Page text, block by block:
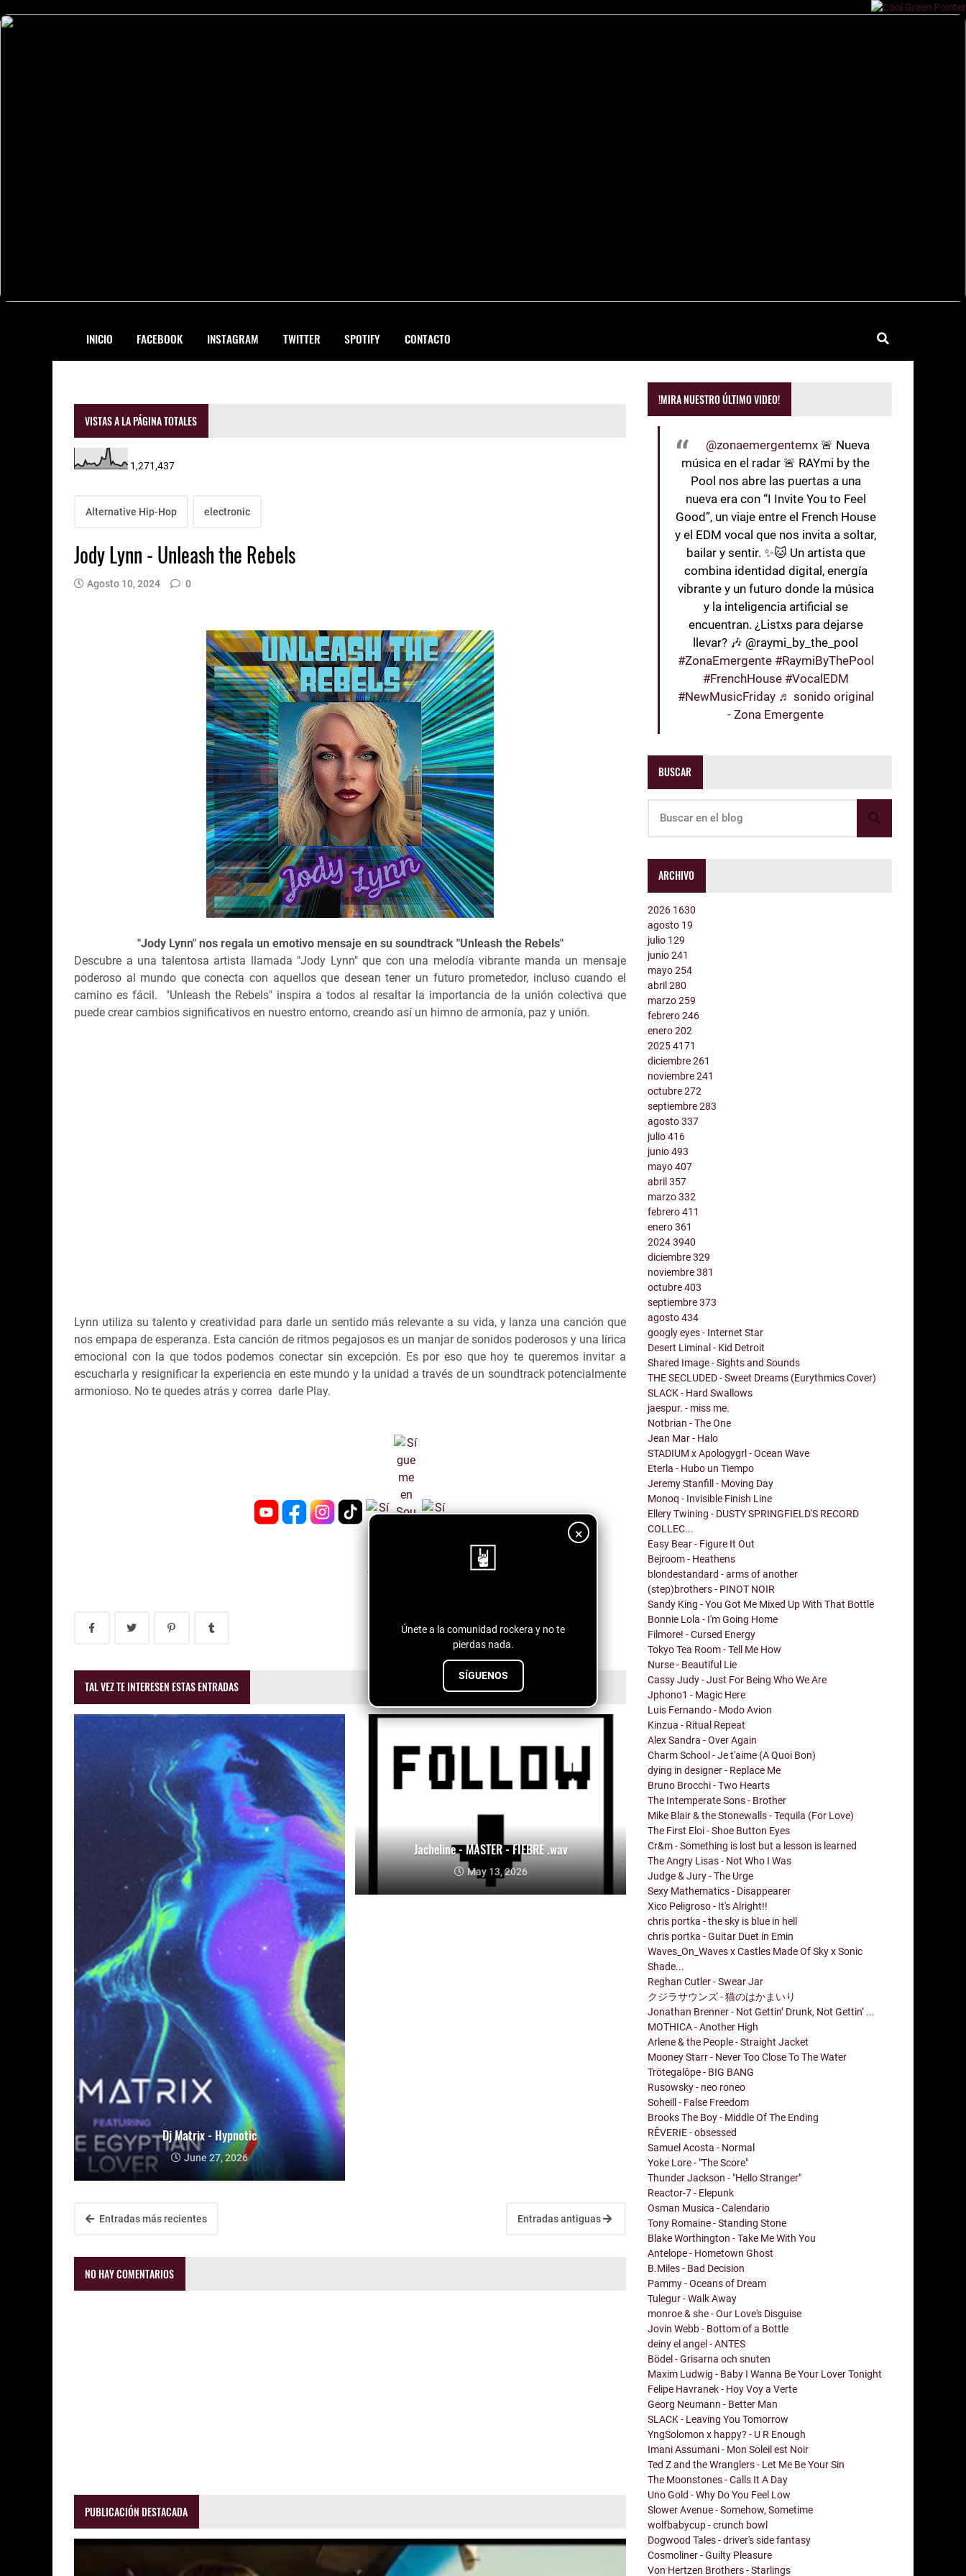
INICIO FACEBOOK INSTAGRAM TWITTER SPOTIFY CONTACTO
×
Únete a la comunidad rockera y no te
pierdas nada.
SÍGUENOS
VISTAS A LA PÁGINA TOTALES
1,271,437
Alternative Hip-Hop electronic
Jody Lynn - Unleash the Rebels
Agosto 10, 2024 0
"Jody Lynn" nos regala un emotivo mensaje en su soundtrack "Unleash the Rebels"
Descubre a una talentosa artista llamada "Jody Lynn" que con una melodía vibrante manda un mensaje
poderoso al mundo que conecta con aquellos que desean tener un futuro prometedor, incluso cuando el
camino es fácil. "Unleash the Rebels" inspira a todos al resaltar la importancia de la unión colectiva que
puede crear cambios significativos en nuestro entorno, creando así un himno de armonía, paz y unión.
Lynn utiliza su talento y creatividad para darle un sentido más relevante a su vida, y lanza una canción que
nos empapa de esperanza. Esta canción de ritmos pegajosos es un manjar de sonidos poderosos y una lírica
emocional con la que todos podemos conectar sin excepción. Es por eso que hoy te queremos invitar a
escucharla y resignificar la experiencia en este mundo y la unidad a través de un soundtrack potencialmente
armonioso. No te quedes atrás y correa darle Play.
TAL VEZ TE INTERESEN ESTAS ENTRADAS
Dj Matrix - Hypnotic
June 27, 2026
Jacheline - MASTER - FIEBRE .wav
May 13, 2026
Entradas más recientes Entradas antiguas
NO HAY COMENTARIOS
PUBLICACIÓN DESTACADA
!MIRA NUESTRO ÚLTIMO VIDEO!
@zonaemergentemx 🚨 Nueva
música en el radar 🚨 RAYmi by the
Pool nos abre las puertas a una
nueva era con “I Invite You to Feel
Good”, un viaje entre el French House
y el EDM vocal que nos invita a soltar,
bailar y sentir. ✨🐱 Un artista que
combina identidad digital, energía
vibrante y un futuro donde la música
y la inteligencia artificial se
encuentran. ¿Listxs para dejarse
llevar? 🎶 @raymi_by_the_pool
#ZonaEmergente #RaymiByThePool
#FrenchHouse #VocalEDM
#NewMusicFriday ♬ sonido original
- Zona Emergente
BUSCAR
ARCHIVO
2026 1630
agosto 19
julio 129
junio241
mayo254
abril280
marzo259
febrero246
enero202
20254171
diciembre261
noviembre241
octubre272
septiembre283
agosto337
julio416
junio493
mayo407
abril357
marzo332
febrero411
enero361
20243940
diciembre329
noviembre381
octubre403
septiembre373
agosto434
googly eyes - Internet Star
Desert Liminal - Kid Detroit
Shared Image - Sights and Sounds
THE SECLUDED - Sweet Dreams (Eurythmics Cover)
SLACK - Hard Swallows
jaespur. - miss me.
Notbrian - The One
Jean Mar - Halo
STADIUM x Apologygrl - Ocean Wave
Eterla - Hubo un Tiempo
Jeremy Stanfill - Moving Day
Monoq - Invisible Finish Line
Ellery Twining - DUSTY SPRINGFIELD'S RECORD
COLLEC...
Easy Bear - Figure It Out
Bejroom - Heathens
blondestandard - arms of another
(step)brothers - PINOT NOIR
Sandy King - You Got Me Mixed Up With That Bottle
Bonnie Lola - I'm Going Home
Filmore! - Cursed Energy
Tokyo Tea Room - Tell Me How
Nurse - Beautiful Lie
Cassy Judy - Just For Being Who We Are
Jphono1 - Magic Here
Luis Fernando - Modo Avion
Kinzua - Ritual Repeat
Alex Sandra - Over Again
Charm School - Je t'aime (A Quoi Bon)
dying in designer - Replace Me
Bruno Brocchi - Two Hearts
The Intemperate Sons - Brother
Mike Blair & the Stonewalls - Tequila (For Love)
The First Eloi - Shoe Button Eyes
Cr&m - Something is lost but a lesson is learned
The Angry Lisas - Not Who I Was
Judge & Jury - The Urge
Sexy Mathematics - Disappearer
Xico Peligroso - It's Alright!!
chris portka - the sky is blue in hell
chris portka - Guitar Duet in Emin
Waves_On_Waves x Castles Made Of Sky x Sonic
Shade...
Reghan Cutler - Swear Jar
クジラサウンズ - 猫のはかまいり
Jonathan Brenner - Not Gettin’ Drunk, Not Gettin’ ...
MOTHICA - Another High
Arlene & the People - Straight Jacket
Mooney Starr - Never Too Close To The Water
Trötegalôpe - BIG BANG
Rusowsky - neo roneo
Soheill - False Freedom
Brooks The Boy - Middle Of The Ending
RÊVERIE - obsessed
Samuel Acosta - Normal
Yoke Lore - "The Score"
Thunder Jackson - "Hello Stranger"
Reactor-7 - Elepunk
Osman Musica - Calendario
Tony Romaine - Standing Stone
Blake Worthington - Take Me With You
Antelope - Hometown Ghost
B.Miles - Bad Decision
Pammy - Oceans of Dream
Tulegur - Walk Away
monroe & she - Our Love's Disguise
Jovin Webb - Bottom of a Bottle
deiny el angel - ANTES
Bödel - Grisarna och snuten
Maxim Ludwig - Baby I Wanna Be Your Lover Tonight
Felipe Havranek - Hoy Voy a Verte
Georg Neumann - Better Man
SLACK - Leaving You Tomorrow
YngSolomon x happy? - U R Enough
Imani Assumani - Mon Soleil est Noir
Ted Z and the Wranglers - Let Me Be Your Sin
The Moonstones - Calls It A Day
Uno Gold - Why Do You Feel Low
Slower Avenue - Somehow, Sometime
wolfbabycup - crunch bowl
Dogwood Tales - driver's side fantasy
Cosmoliner - Guilty Pleasure
Von Hertzen Brothers - Starlings